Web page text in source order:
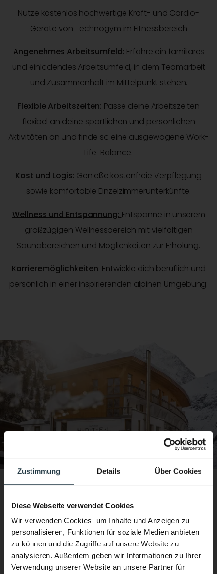
Zustimmung Details Über Cookies
Diese Webseite verwendet Cookies
Wir verwenden Cookies, um Inhalte und Anzeigen zu
personalisieren, Funktionen für soziale Medien anbieten
zu können und die Zugriffe auf unsere Website zu
analysieren. Außerdem geben wir Informationen zu Ihrer
Verwendung unserer Website an unsere Partner für
Nutze kostenlos hochwertige Kraft- und Cardio-
Geräte von Technogym im Fitnessbereich
Angenehmes Arbeitsumfeld: Erfahre ein familiäres
und einladendes Arbeitsumfeld, in dem Teamarbeit
und Zusammenhalt im Mittelpunkt stehen.
Flexible Arbeitszeiten: Passe deine Arbeitszeiten
flexibel an deine sportlichen und persönlichen
Aktivitäten an und finde so eine ausgewogene Work-
Life-Balance.
Kost und Logis: Genieße kostenfreie Verpflegung
sowie komfortable Einzelzimmerunterkünfte.
Wellness und Entspannung: Entspanne in unserem
großzügigen Wellnessbereich mit vielfältigen
Saunabereichen und Möglichkeiten zur Erholung.
Karrieremöglichkeiten: Entwickle dich beruflich und
persönlich in einer inspirierenden alpinen Umgebung:
Zurzeit suchen wir:
Dann werde Teil unseres Teams – DAS VIER!
Wir suchen engagierte und leidenschaftliche
Menschen,